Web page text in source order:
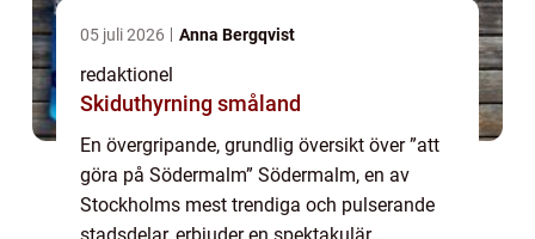
05 juli 2026 Anna Bergqvist
redaktionel
Skiduthyrning småland
En övergripande, grundlig översikt över ”att
göra på Södermalm” Södermalm, en av
Stockholms mest trendiga och pulserande